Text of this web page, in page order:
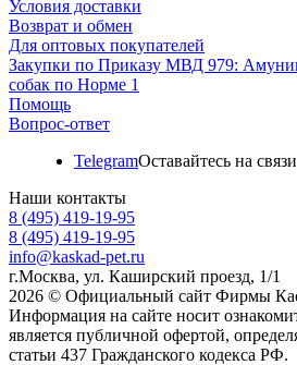
Условия доставки
Возврат и обмен
Для оптовых покупателей
Закупки по Приказу МВД 979:
собак по Норме 1
Помощь
Вопрос-ответ
TelegramОставайтесь на связи
Наши контакты
8 (495) 419-19-95
8 (495) 419-19-95
info@kaskad-pet.ru
г.Москва, ул. Каширский проезд, 1/1
2026 © Официальный сайт Фирмы
Информация на сайте носит
является публичной офертой,
статьи 437 Гражданского кодекса РФ.